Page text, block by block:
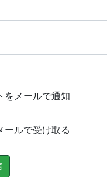
をメールで通知
ールで受け取る